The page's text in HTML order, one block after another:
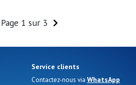
Page 1 sur 3
Service clients
Contactez-nous via WhatsApp